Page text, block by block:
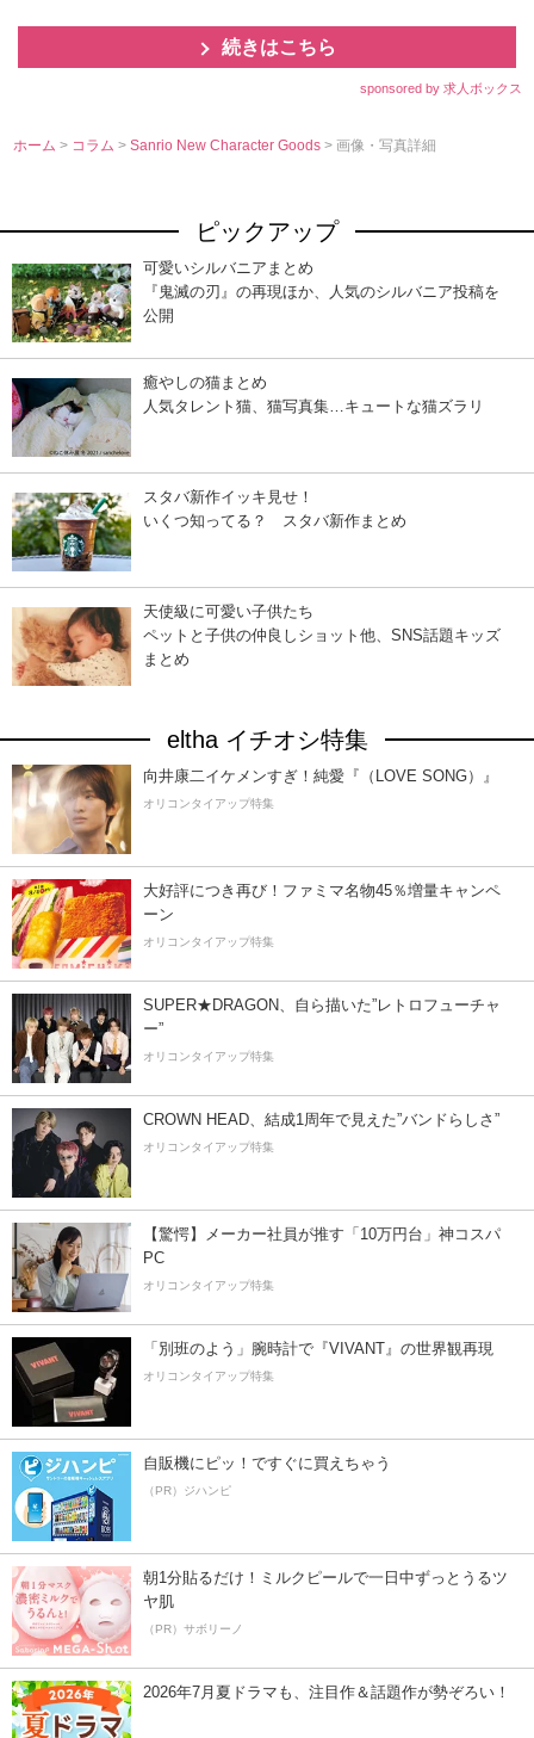
続きはこちら
sponsored by 求人ボックス
ホーム > コラム>Sanrio New Character Goods> 画像・写真詳細
ピックアップ
可愛いシルバニアまとめ
『鬼滅の刃』の再現ほか、人気のシルバニア投稿を
公開
癒やしの猫まとめ
人気タレント猫、猫写真集…キュートな猫ズラリ
スタバ新作イッキ見せ！
いくつ知ってる？ スタバ新作まとめ
天使級に可愛い子供たち
ペットと子供の仲良しショット他、SNS話題キッズ
まとめ
eltha イチオシ特集
向井康二イケメンすぎ！純愛『（LOVE SONG）』
オリコンタイアップ特集
大好評につき再び！ファミマ名物45％増量キャンペ
ーン
オリコンタイアップ特集
SUPER★DRAGON、自ら描いた”レトロフューチャ
ー”
オリコンタイアップ特集
CROWN HEAD、結成1周年で見えた”バンドらしさ”
オリコンタイアップ特集
【驚愕】メーカー社員が推す「10万円台」神コスパ
PC
オリコンタイアップ特集
「別班のよう」腕時計で『VIVANT』の世界観再現
オリコンタイアップ特集
自販機にピッ！ですぐに買えちゃう
（PR）ジハンピ
朝1分貼るだけ！ミルクピールで一日中ずっとうるツ
ヤ肌
（PR）サボリーノ
2026年7月夏ドラマも、注目作＆話題作が勢ぞろい！